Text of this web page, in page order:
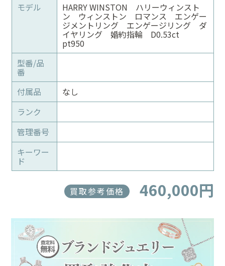
モデル
HARRY WINSTON ハリーウィンスト
ン ウィンストン ロマンス エンゲー
ジメントリング エンゲージリング ダ
イヤリング 婚約指輪 D0.53ct
pt950
型番/品
番
付属品
なし
ランク
管理番号
キーワー
ド
買取参考価格 460,000円